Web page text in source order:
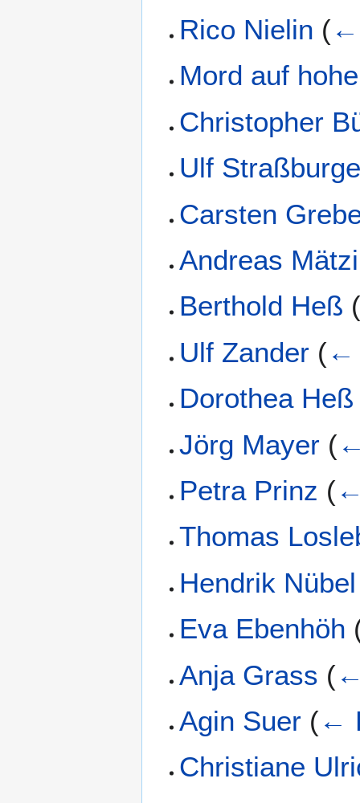
Rico Nielin (←
Mord auf
Christopher
Ulf
Carsten
Andreas
Berthold Heß
Ulf Zander (←
Dorothea Heß
Jörg Mayer (
Petra Prinz (
Thomas
Hendrik Nübel
Eva Ebenhöh
Anja Grass (
Agin Suer (←
Christiane